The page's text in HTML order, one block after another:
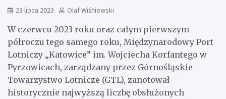
23 lipca 2023 Olaf Wiśniewski
W czerwcu 2023 roku oraz całym pierwszym
półroczu tego samego roku, Międzynarodowy Port
Lotniczy „Katowice” im. Wojciecha Korfantego w
Pyrzowicach, zarządzany przez Górnośląskie
Towarzystwo Lotnicze (GTL), zanotował
historycznie najwyższą liczbę obsłużonych